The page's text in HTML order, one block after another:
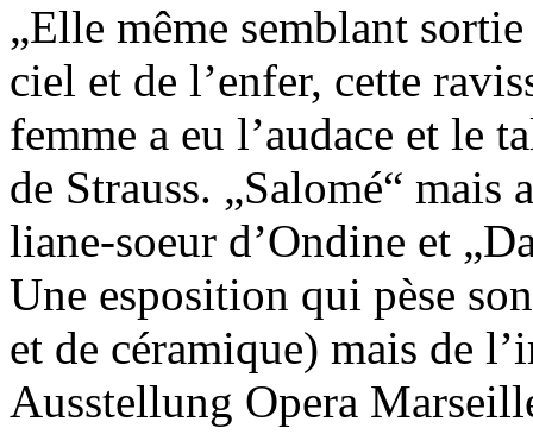
„Elle même semblant
ciel et de l’enfer, cette
femme a eu l’audace et le
de Strauss. „Salomé“ mais
liane-soeur d’Ondine et
Une esposition qui pèse
et de céramique) mais de
Ausstellung Opera